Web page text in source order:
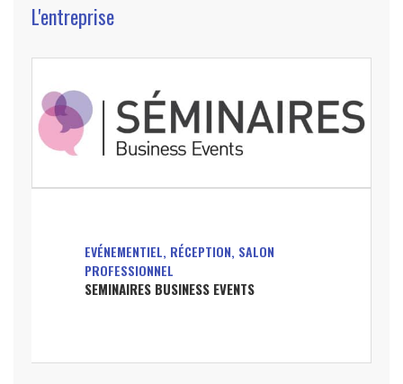
L'entreprise
EVÉNEMENTIEL, RÉCEPTION, SALON
PROFESSIONNEL
SEMINAIRES BUSINESS EVENTS